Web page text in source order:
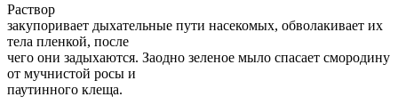
Раствор
закупоривает дыхательные пути насекомых, обволакивает их
тела пленкой, после
чего они задыхаются. Заодно зеленое мыло спасает смородину
от мучнистой росы и
паутинного клеща.